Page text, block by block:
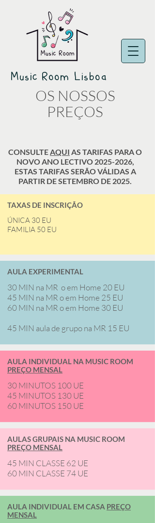
Music Room Lisboa
OS NOSSOS
PREÇOS
CONSULTEAQUI AS TARIFAS PARA O
NOVO ANO LECTIVO 2025-2026,
ESTAS TARIFAS SERÃO VÁLIDAS A
PARTIR DE SETEMBRO DE 2025.
TAXAS DE INSCRIÇÃO
ÚNICA 30 EU
FAMILIA 50 EU
AULA EXPERIMENTAL
30 MIN na MR o em Home 20 EU
45 MIN na MR o em Home 25 EU
60 MIN na MR o em Home 30 EU
45 MIN aula de grupo na MR 15 EU
AULA INDIVIDUAL NA MUSIC ROOM
PREÇO MENSAL
30 MINUTOS 100 UE
45 MINUTOS 130 UE
60 MINUTOS 150 UE
AULAS GRUPAIS NA MUSIC ROOM
PREÇO MENSAL
45 MIN CLASSE 62 UE
60 MIN CLASSE 74 UE
AULA INDIVIDUAL EM CASA PREÇO
MENSAL